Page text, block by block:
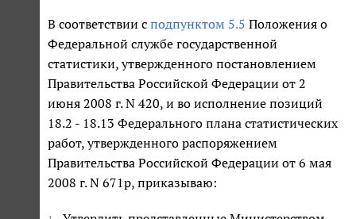
В соответствии с подпунктом 5.5 Положения о
Федеральной службе государственной
статистики, утвержденного постановлением
Правительства Российской Федерации от 2
июня 2008 г. N 420, и во исполнение позиций
18.2 - 18.13 Федерального плана статистических
работ, утвержденного распоряжением
Правительства Российской Федерации от 6 мая
2008 г. N 671р, приказываю: